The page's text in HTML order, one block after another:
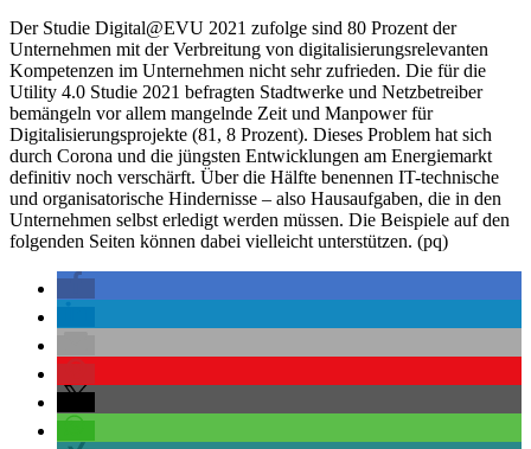
Der Studie Digital@EVU 2021 zufolge sind 80 Prozent der
Unternehmen mit der Verbreitung von digitalisierungsrelevanten
Kompetenzen im Unternehmen nicht sehr zufrieden. Die für die
Utility 4.0 Studie 2021 befragten Stadtwerke und Netzbetreiber
bemängeln vor allem mangelnde Zeit und Manpower für
Digitalisierungsprojekte (81, 8 Prozent). Dieses Problem hat sich
durch Corona und die jüngsten Entwicklungen am Energiemarkt
definitiv noch verschärft. Über die Hälfte benennen IT-technische
und organisatorische Hindernisse – also Hausaufgaben, die in den
Unternehmen selbst erledigt werden müssen. Die Beispiele auf den
folgenden Seiten können dabei vielleicht unterstützen. (pq)